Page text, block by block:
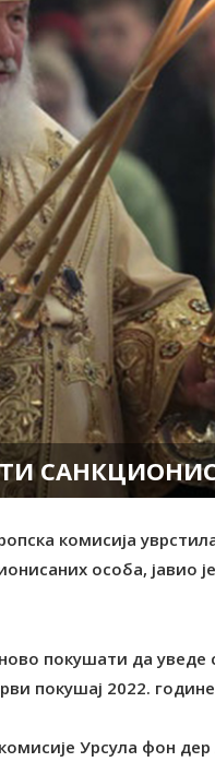
комисија уврстила
особа, јавио
покушати да уведе
покушај 2022.
Урсула фон дер